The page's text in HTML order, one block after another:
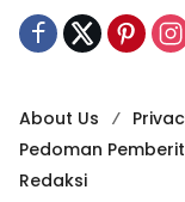
About Us
Pedoman
Redaksi